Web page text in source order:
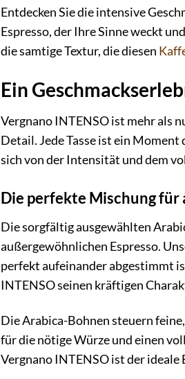
Entdecken Sie die intensive
Espresso, der Ihre Sinne weckt
die samtige Textur, die diesen
Ein
Vergnano INTENSO ist mehr als
Detail. Jede Tasse ist ein Moment
sich von der Intensität und dem
Die perfekte Mischung
Die sorgfältig ausgewählten
außergewöhnlichen Espresso.
perfekt aufeinander abgestimmt
INTENSO seinen kräftigen
Die Arabica-Bohnen steuern
für die nötige Würze und einen
Vergnano INTENSO ist der ideale